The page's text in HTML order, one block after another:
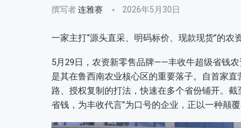
撰写者连雅赛 2026年5月30日
一家主打“源头直采、明码标价、现款现货”的农
5月29日，农资新零售品牌——丰收牛超级省钱
是其在鲁西南农业核心区的重要落子。自首家
路、授权复制的打法，快速在多个省份铺开。
省钱，为丰收代言”为口号的企业，正以一种颠